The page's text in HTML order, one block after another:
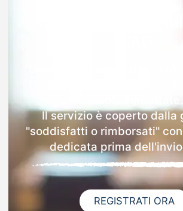
Il servizio è coperto dalla
"soddisfatti o rimborsati"
dedicata prima
REGISTRATI ORA